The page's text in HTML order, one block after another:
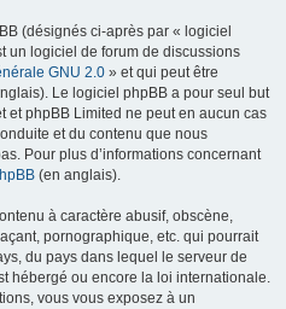
(désignés ci-après par « logiciel
un logiciel de forum de discussions
GNU 2.0 » et qui peut être
Le logiciel phpBB a pour seul but
et phpBB Limited ne peut en aucun cas
et du contenu que nous
Pour plus d’informations concernant
(en anglais).
à caractère abusif, obscène,
pornographique, etc. qui pourrait
du pays dans lequel le serveur de
hébergé ou encore la loi internationale.
vous vous exposez à un